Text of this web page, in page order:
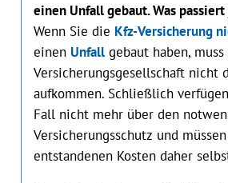
einen Unfall gebaut. Was
Wenn Sie die Kfz-Versi‌cherung
einen Unfallgebaut haben,
Versicherungsgesellschaft nicht
aufkommen. Schließlich
Fall nicht mehr über den
Versicherungsschutz und
entstandenen Kosten daher